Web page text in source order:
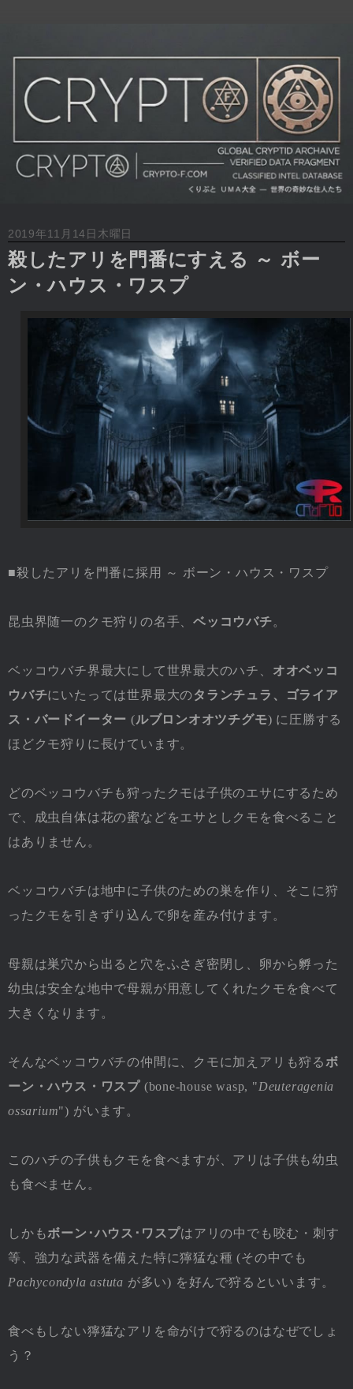
2019年11月14日木曜日
殺したアリを門番にすえる ～ ボー
ン・ハウス・ワスプ
■殺したアリを門番に採用 ～ ボーン・ハウス・ワスプ
昆虫界随一のクモ狩りの名手、ベッコウバチ。
ベッコウバチ界最大にして世界最大のハチ、 オオベッコ
ウバチにいたっては世界最大のタランチュラ、ゴライア
ス・バードイーター (ルブロンオオツチグモ) に圧勝する
ほどクモ狩りに長けています。
どのベッコウバチも狩ったクモは子供のエサにするため
で、成虫自体は花の蜜などをエサとしクモを食べること
はありません。
ベッコウバチは地中に子供のための巣を作り、そこに狩
ったクモを引きずり込んで卵を産み付けます。
母親は巣穴から出ると穴をふさぎ密閉し、卵から孵った
幼虫は安全な地中で母親が用意してくれたクモを食べて
大きくなります。
そんなベッコウバチの仲間に、クモに加えアリも狩る ボ
ーン・ハウス・ワスプ(bone-house wasp, "Deuteragenia
ossarium") がいます。
このハチの子供もクモを食べますが、アリは子供も幼虫
も食べません。
しかもボーン･ハウス･ワスプはアリの中でも咬む・刺す
等、強力な武器を備えた特に獰猛な種 (その中でも
Pachycondyla astuta が多い) を好んで狩るといいます。
食べもしない獰猛なアリを命がけで狩るのはなぜでしょ
う？